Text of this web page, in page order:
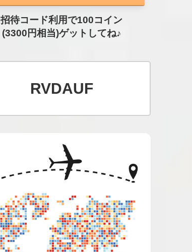
招待コード利用で100コイン
(3300円相当)ゲットしてね♪
RVDAUF